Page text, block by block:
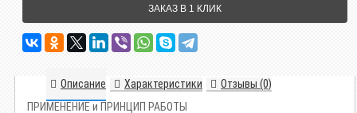
ЗАКАЗ В 1 КЛИК
Описание Характеристики
Отзывы (0)
ПРИМЕНЕНИЕ и ПРИНЦИП РАБОТЫ